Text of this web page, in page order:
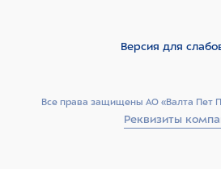
Все права защищены АО «Валта Пет
Реквизиты
Версия для